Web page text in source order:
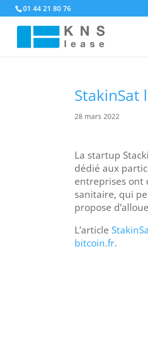
01 44 21 80 76
StakinSat
28 mars 2022
La startup
dédié aux
entreprises ont
sanitaire, qui
propose
L’article
bitcoin.fr.